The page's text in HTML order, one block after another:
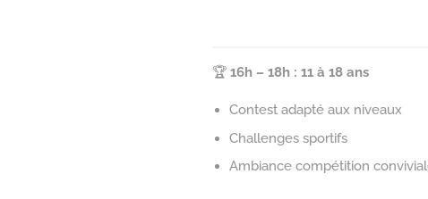
🏆 16h – 18h : 11 à 18 ans
Contest adapté aux niveaux
Challenges sportifs
Ambiance compétition